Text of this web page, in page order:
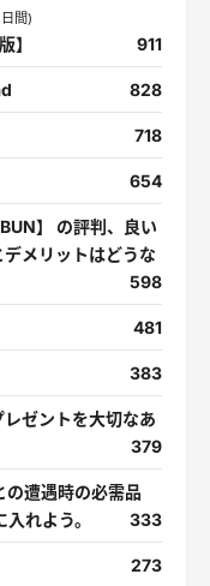
間)
】 911
828
718
654
】 の評判、良い
メリットはどうな
598
481
383
ゼントを大切なあ
379
遭遇時の必需品
れよう。
333
273